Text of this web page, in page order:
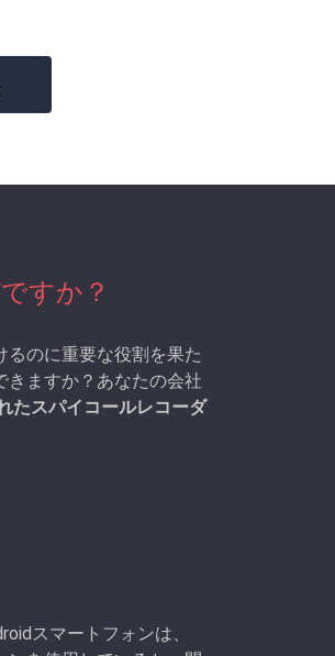
すか？
のに重要な役割を果た
きますか？あなたの会社
たスパイコールレコーダ
スマートフォンは、